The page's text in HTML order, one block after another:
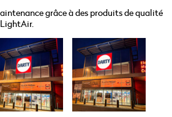
grâce à des produits de qualité